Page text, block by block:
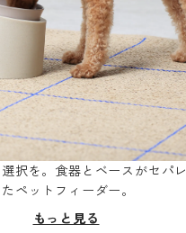
択を。食器とベースがセパレ
ペットフィーダー。
もっと見る